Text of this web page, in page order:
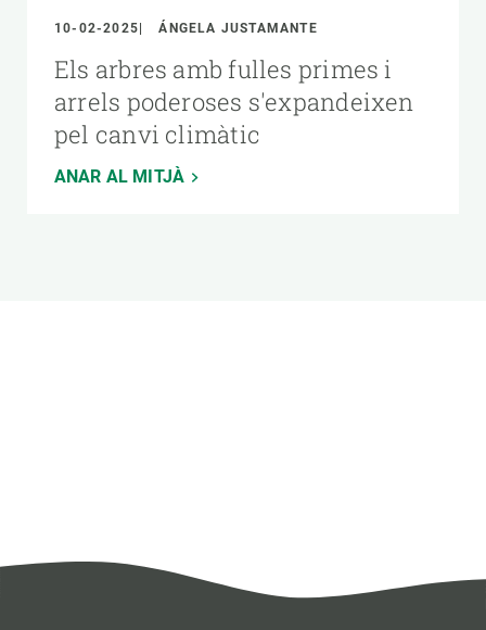
10-02-2025 ÁNGELA JUSTAMANTE
Els arbres amb fulles primes i
arrels poderoses s'expandeixen
pel canvi climàtic
ANAR AL MITJÀ